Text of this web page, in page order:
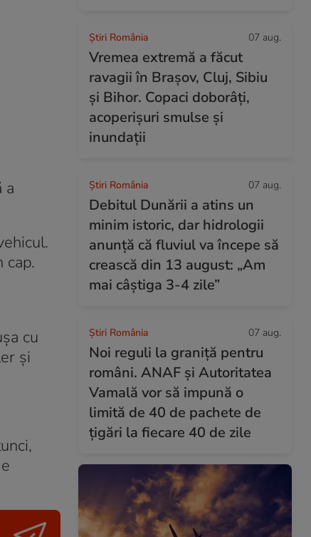
a
cap.
cu
și
Știri România 07 aug.
Vremea extremă a făcut
ravagii în Brașov, Cluj, Sibiu
și Bihor. Copaci doborâți,
acoperișuri smulse și
inundații
Știri România 07 aug.
Debitul Dunării a atins un
minim istoric, dar hidrologii
anunță că fluviul va începe să
crească din 13 august: „Am
mai câștiga 3-4 zile”
Știri România 07 aug.
Noi reguli la graniță pentru
români. ANAF și Autoritatea
Vamală vor să impună o
limită de 40 de pachete de
țigări la fiecare 40 de zile